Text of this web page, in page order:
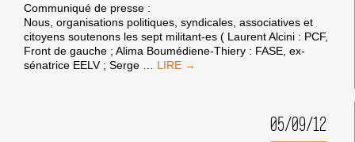
Communiqué de presse :
Nous, organisations politiques, syndicales, associatives et
citoyens soutenons les sept militant-es ( Laurent Alcini : PCF,
Front de gauche ; Alima Boumédiene-Thiery : FASE, ex-
sénatrice EELV ; Serge
COMMUNIQUÉ
05/09/12